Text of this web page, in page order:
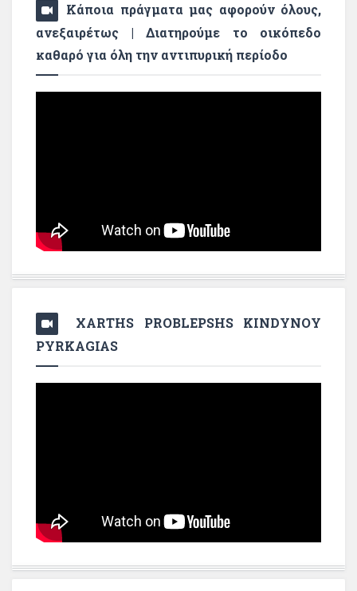
Κάποια πράγματα μας αφορούν όλους,
ανεξαιρέτως | Διατηρούμε το οικόπεδο
καθαρό για όλη την αντιπυρική περίοδο
XARTHS PROBLEPSHS KINDYNOY
PYRKAGIAS